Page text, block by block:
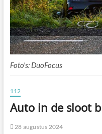
Foto's: DuoFocus
112
Auto in de sloot
28 augustus 2024